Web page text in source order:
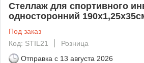
Стеллаж для спортивного
односторонний
Под заказ
Код: STIL21
Розница
Отправка с 13 августа 2026